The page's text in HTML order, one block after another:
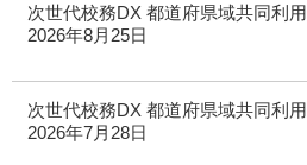
次世代校務DX 都道府県域共同利
2026年8月25日
次世代校務DX 都道府県域共同利
2026年7月28日